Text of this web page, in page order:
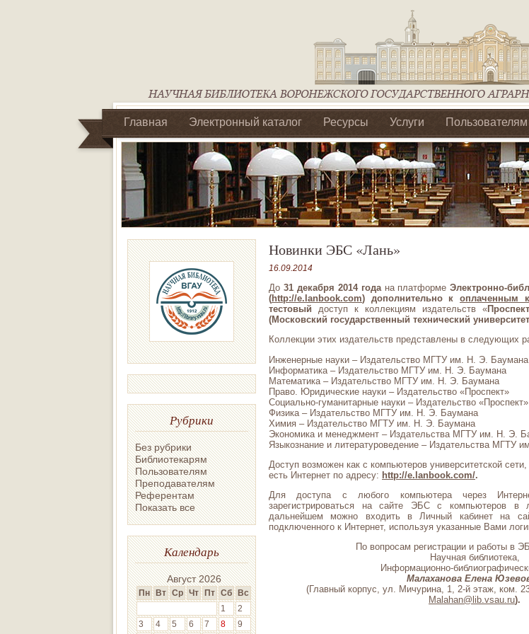
Главная Электронный каталог Ресурсы Услуги Пользователям
Библиотеки регионального отделения Ассоциации Агрообразование по ЦФО
Рубрики
Без рубрики
Библиотекарям
Пользователям
Преподавателям
Референтам
Показать все
Календарь
Август 2026
Пн Вт Ср Чт Пт Сб Вс
1
2
3
4 5 6 7 8 9
Новинки ЭБС «Лань»
16.09.2014
До 31 декабря 2014 годана платформеЭлектронно-
(http://e.lanbook.com) дополнительно коплаченным
тестовый доступ к коллекциям издательств «
(Московский государственный технический
Коллекции этих издательств представлены в следующих
Инженерные науки – Издательство МГТУ им. Н. Э. Баумана
Информатика – Издательство МГТУ им. Н. Э. Баумана
Математика – Издательство МГТУ им. Н. Э. Баумана
Право. Юридические науки – Издательство «Проспект»
Социально-гуманитарные науки – Издательство «Проспект»
Физика – Издательство МГТУ им. Н. Э. Баумана
Химия – Издательство МГТУ им. Н. Э. Баумана
Экономика и менеджмент – Издательства МГТУ им. Н. Э.
Языкознание и литературоведение – Издательства МГТУ
Доступ возможен как с компьютеров университетской
есть Интернет по адресу: http://e.lanbook.com/.
Для доступа с любого компьютера через
зарегистрироваться на сайте ЭБС с компьютеров в
дальнейшем можно входить в Личный кабинет на
подключенного к Интернет, используя указанные Вами
По вопросам регистрации и работы в
Научная библиотека,
Информационно-
Малаханова Елена
(Главный корпус, ул. Мичурина, 1, 2-й этаж, ком.
Malahan@lib.vsau.ru).